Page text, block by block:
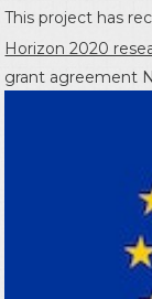
This project has
Horizon 2020
grant agreement